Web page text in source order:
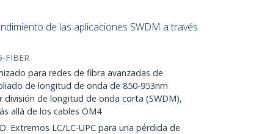
de las aplicaciones SWDM a través
FIBER
para redes de fibra avanzadas de
de longitud de onda de 850-953nm
de longitud de onda corta (SWDM),
allá de los cables OM4
Extremos LC/LC-UPC para una pérdida de